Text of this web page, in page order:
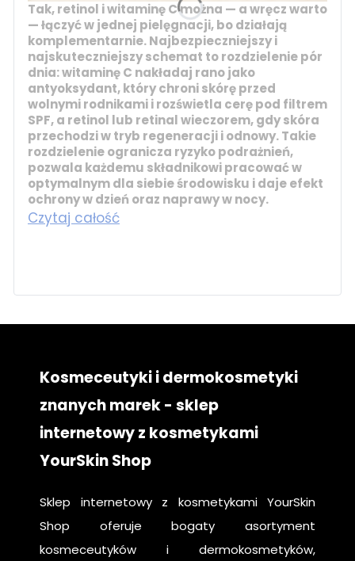
Tak, retinol i witaminę C można — a wręcz warto
— łączyć w jednej pielęgnacji, bo działają
komplementarnie. Najbezpieczniejszy i
najskuteczniejszy schemat to rozdzielenie pór
dnia:witaminę C nakładaj rano jako
antyoksydant, który chroni skórę przed
wolnymi rodnikami i rozświetla cerę pod filtrem
SPF, a retinol lub retinalwieczorem, gdy skóra
przechodzi w tryb regeneracji i odnowy. Takie
rozdzielenie ogranicza ryzyko podrażnień,
pozwala każdemu składnikowi pracować w
optymalnym dla siebie środowisku i daje efekt
ochrony w dzień oraz naprawy w nocy.
Czytaj całość
Kosmeceutyki i dermokosmetyki
znanych marek - sklep
internetowy z kosmetykami
YourSkin Shop
Sklep internetowy z kosmetykami YourSkin
Shop oferuje bogaty asortyment
kosmeceutyków i dermokosmetyków,